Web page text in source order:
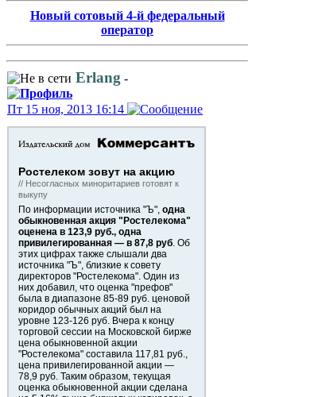
Новый сотовый 4-й федеральный
оператор
Erlang -
Пт 15 ноя, 2013 16:14
Ростелеком зовут на акцию
// Несогласных миноритариев готовят к
выкупу
По информации источника "Ъ", одна
обыкновенная акция "Ростелекома"
оценена в 123,9 руб., одна
привилегированная — в 87,8 руб. Об
этих цифрах также слышали два
источника "Ъ", близкие к совету
директоров "Ростелекома". Один из
них добавил, что оценка "префов"
была в диапазоне 85-89 руб. ценовой
коридор обычных акций был на
уровне 123-126 руб. Вчера к концу
торговой сессии на Московской бирже
цена обыкновенной акции
"Ростелекома" составила 117,81 руб.,
цена привилегированной акции —
78,9 руб. Таким образом, текущая
оценка обыкновенной акции сделана